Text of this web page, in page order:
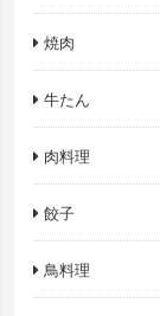
焼肉
牛たん
肉料理
餃子
鳥料理